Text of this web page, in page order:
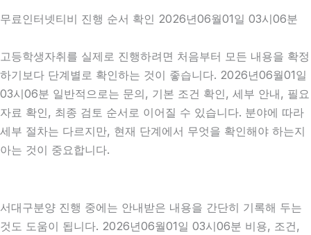
무료인터넷티비 진행 순서 확인 2026년06월01일 03시06분
고등학생자취를 실제로 진행하려면 처음부터 모든 내용을 확정
하기보다 단계별로 확인하는 것이 좋습니다. 2026년06월01일
03시06분 일반적으로는 문의, 기본 조건 확인, 세부 안내, 필요
자료 확인, 최종 검토 순서로 이어질 수 있습니다. 분야에 따라
세부 절차는 다르지만, 현재 단계에서 무엇을 확인해야 하는지
아는 것이 중요합니다.
서대구분양 진행 중에는 안내받은 내용을 간단히 기록해 두는
것도 도움이 됩니다. 2026년06월01일 03시06분 비용, 조건,